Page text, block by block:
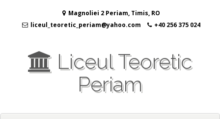
conținut
Magnoliei 2 Periam, Timis, RO
liceul_teoretic_periam@yahoo.com
+40 256 375 024
Liceul Teoretic
Periam